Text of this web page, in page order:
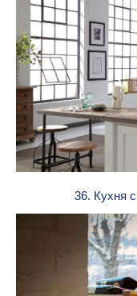
36. Кухня